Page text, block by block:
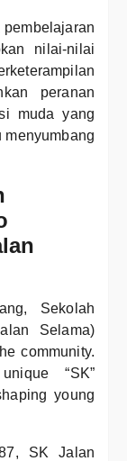
nilai-nilai
peranan
muda yang
menyumbang
Sekolah
Selama)
community.
“SK”
young
SK Jalan